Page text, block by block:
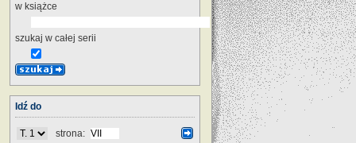
w książce
szukaj w całej serii
Idź do
strona: